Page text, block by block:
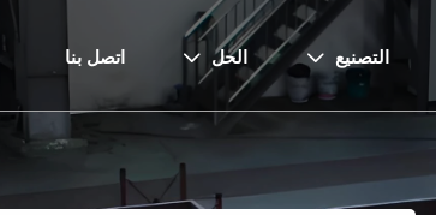
التصنيع  الحل  اتصل بنا